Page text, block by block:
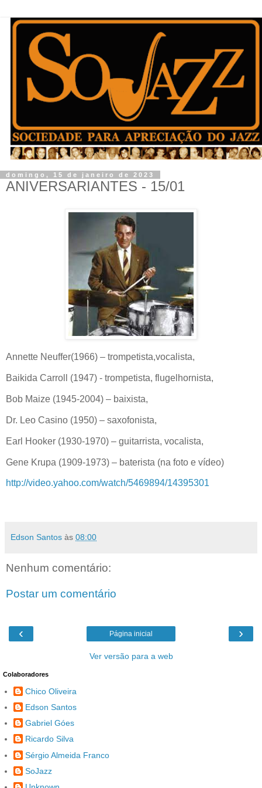
domingo, 15 de janeiro de 2023
ANIVERSARIANTES - 15/01
Annette Neuffer(1966) – trompetista,vocalista,
Baikida Carroll (1947) - trompetista, flugelhornista,
Bob Maize (1945-2004) – baixista,
Dr. Leo Casino (1950) – saxofonista,
Earl Hooker (1930-1970) – guitarrista, vocalista,
Gene Krupa (1909-1973) – baterista (na foto e vídeo)
http://video.yahoo.com/watch/5469894/14395301
Edson Santos às 08:00
Nenhum comentário:
Postar um comentário
‹ ›
Página inicial
Ver versão para a web
Colaboradores
Chico Oliveira
Edson Santos
Gabriel Góes
Ricardo Silva
Sérgio Almeida Franco
SoJazz